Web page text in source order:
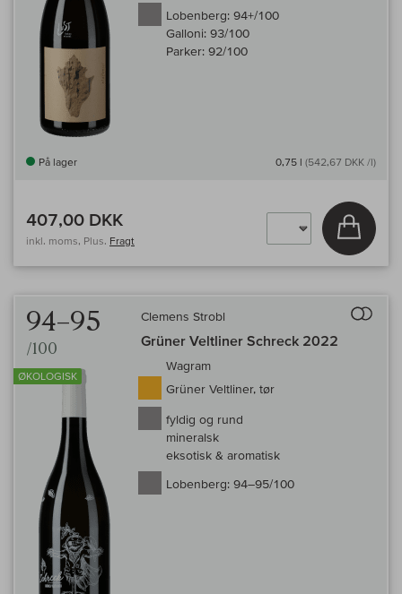
Lobenberg: 94+/100
Galloni: 93/100
Parker: 92/100
På lager 0,75 l (542,67 DKK /l)
407,00 DKK
inkl. moms, Plus. Fragt
Læg i
94–95
/100
ØKOLOGISK
Clemens Strobl
Grüner Veltliner Schreck 2022
Wagram
Grüner Veltliner, tør
fyldig og rund
mineralsk
eksotisk & aromatisk
Lobenberg: 94–95/100